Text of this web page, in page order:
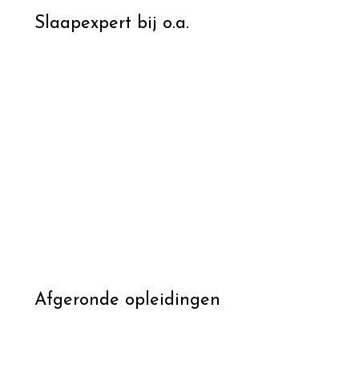
Slaapexpert bij o.a.
Afgeronde opleidingen